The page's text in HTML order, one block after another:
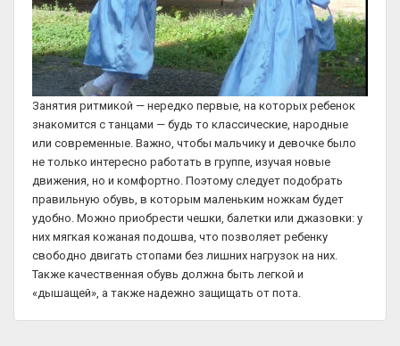
Занятия ритмикой — нередко первые, на которых ребенок
знакомится с танцами — будь то классические, народные
или современные. Важно, чтобы мальчику и девочке было
не только интересно работать в группе, изучая новые
движения, но и комфортно. Поэтому следует подобрать
правильную обувь, в которым маленьким ножкам будет
удобно. Можно приобрести чешки, балетки или джазовки: у
них мягкая кожаная подошва, что позволяет ребенку
свободно двигать стопами без лишних нагрузок на них.
Также качественная обувь должна быть легкой и
«дышащей», а также надежно защищать от пота.